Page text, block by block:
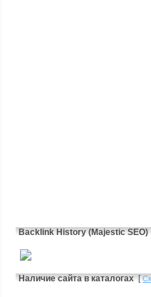
Backlink History (Majestic SEO)
Наличие сайта в каталогах [